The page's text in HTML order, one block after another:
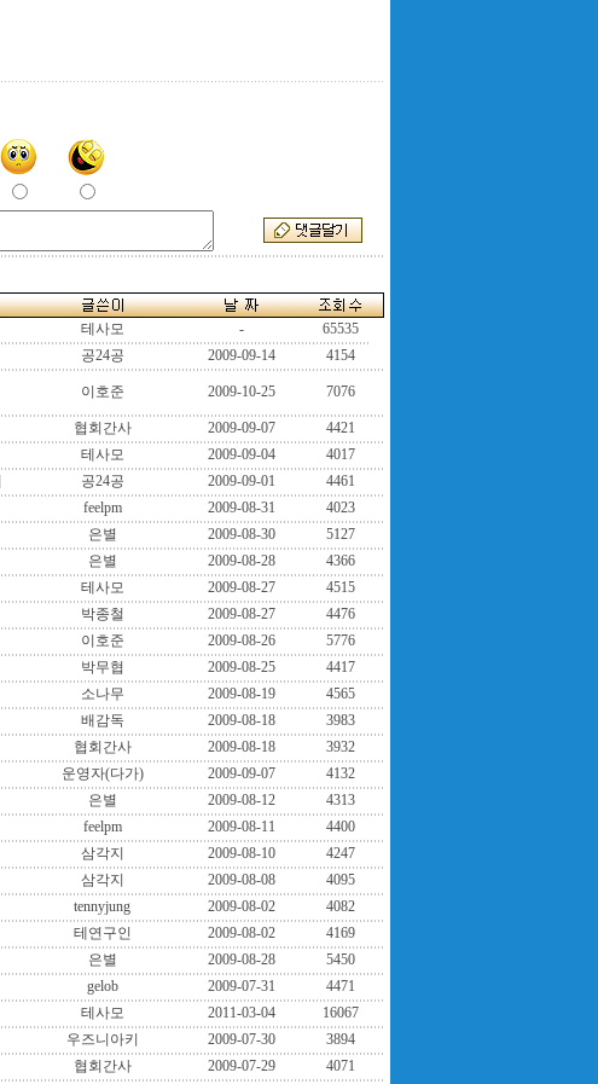
테사모 -
65535
공24공 2009-09-14 4154
이호준 2009-10-25 7076
협회간사 2009-09-07
4421
테사모 2009-09-04
4017
공24공 2009-09-01
4461
feelpm 2009-08-31
4023
은별 2009-08-30
5127
은별 2009-08-28
4366
테사모 2009-08-27
4515
박종철 2009-08-27
4476
이호준 2009-08-26
5776
박무협 2009-08-25
4417
소나무 2009-08-19
4565
배감독 2009-08-18
3983
협회간사 2009-08-18
3932
운영자(다가) 2009-09-07
4132
은별 2009-08-12
4313
feelpm 2009-08-11
4400
삼각지 2009-08-10
4247
삼각지 2009-08-08
4095
tennyjung 2009-08-02
4082
테연구인 2009-08-02
4169
은별 2009-08-28
5450
gelob 2009-07-31
4471
테사모 2011-03-04
16067
우즈니아키 2009-07-30
3894
협회간사 2009-07-29 4071